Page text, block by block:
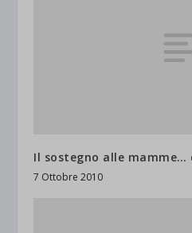
Il sostegno alle
7 Ottobre 2010